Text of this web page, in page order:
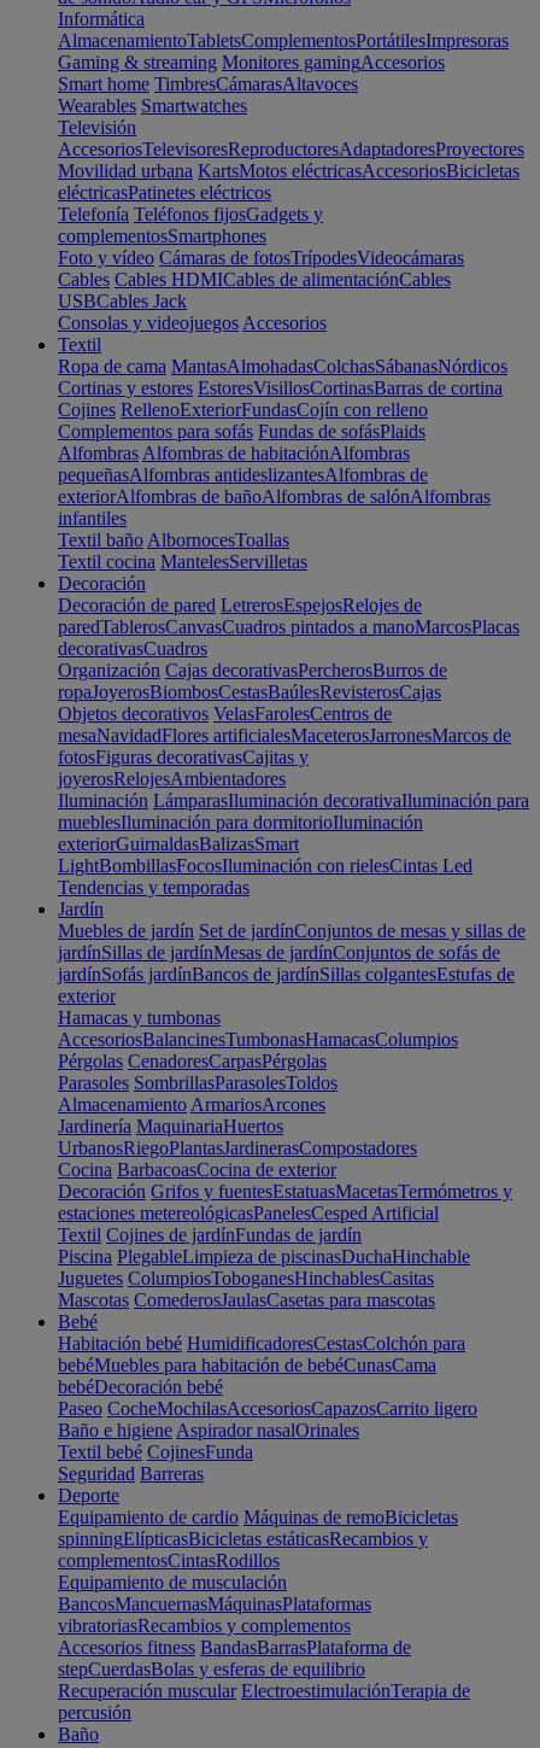
Informática
AlmacenamientoTabletsComplementosPortátilesImpresoras
Gaming & streaming Monitores gamingAccesorios
Smart home TimbresCámarasAltavoces
Wearables Smartwatches
Televisión
AccesoriosTelevisoresReproductoresAdaptadoresProyectores
Movilidad urbana KartsMotos eléctricasAccesoriosBicicletas
eléctricasPatinetes eléctricos
Telefonía Teléfonos fijosGadgets y
complementosSmartphones
Foto y vídeo Cámaras de fotosTrípodesVideocámaras
Cables Cables HDMICables de alimentaciónCables
USBCables Jack
Consolas y videojuegos Accesorios
Textil
Ropa de cama MantasAlmohadasColchasSábanasNórdicos
Cortinas y estores EstoresVisillosCortinasBarras de cortina
Cojines RellenoExteriorFundasCojín con relleno
Complementos para sofás Fundas de sofásPlaids
Alfombras Alfombras de habitaciónAlfombras
pequeñasAlfombras antideslizantesAlfombras de
exteriorAlfombras de bañoAlfombras de salónAlfombras
infantiles
Textil baño AlbornocesToallas
Textil cocina MantelesServilletas
Decoración
Decoración de pared LetrerosEspejosRelojes de
paredTablerosCanvasCuadros pintados a manoMarcosPlacas
decorativasCuadros
Organización Cajas decorativasPercherosBurros de
ropaJoyerosBiombosCestasBaúlesRevisterosCajas
Objetos decorativos VelasFarolesCentros de
mesaNavidadFlores artificialesMaceterosJarronesMarcos de
fotosFiguras decorativasCajitas y
joyerosRelojesAmbientadores
Iluminación LámparasIluminación decorativaIluminación para
mueblesIluminación para dormitorioIluminación
exteriorGuirnaldasBalizasSmart
LightBombillasFocosIluminación con rielesCintas Led
Tendencias y temporadas
Jardín
Muebles de jardín Set de jardínConjuntos de mesas y sillas de
jardínSillas de jardínMesas de jardínConjuntos de sofás de
jardínSofás jardínBancos de jardínSillas colgantesEstufas de
exterior
Hamacas y tumbonas
AccesoriosBalancinesTumbonasHamacasColumpios
Pérgolas CenadoresCarpasPérgolas
Parasoles SombrillasParasolesToldos
Almacenamiento ArmariosArcones
Jardinería MaquinariaHuertos
UrbanosRiegoPlantasJardinerasCompostadores
Cocina BarbacoasCocina de exterior
Decoración Grifos y fuentesEstatuasMacetasTermómetros y
estaciones metereológicasPanelesCesped Artificial
Textil Cojines de jardínFundas de jardín
Piscina PlegableLimpieza de piscinasDuchaHinchable
Juguetes ColumpiosToboganesHinchablesCasitas
Mascotas ComederosJaulasCasetas para mascotas
Bebé
Habitación bebé HumidificadoresCestasColchón para
bebéMuebles para habitación de bebéCunasCama
bebéDecoración bebé
Paseo CocheMochilasAccesoriosCapazosCarrito ligero
Baño e higiene Aspirador nasalOrinales
Textil bebé CojinesFunda
Seguridad Barreras
Deporte
Equipamiento de cardio Máquinas de remoBicicletas
spinningElípticasBicicletas estáticasRecambios y
complementosCintasRodillos
Equipamiento de musculación
BancosMancuernasMáquinasPlataformas
vibratoriasRecambios y complementos
Accesorios fitness BandasBarrasPlataforma de
stepCuerdasBolas y esferas de equilibrio
Recuperación muscular ElectroestimulaciónTerapia de
percusión
Baño